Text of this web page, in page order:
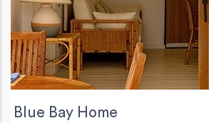
Blue Bay Home